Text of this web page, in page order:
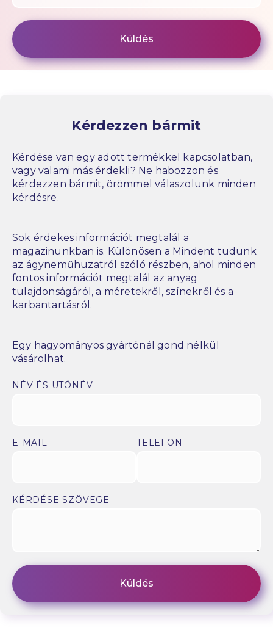
Kérdezzen bármit
Kérdése van egy adott termékkel kapcsolatban,
vagy valami más érdekli? Ne habozzon és
kérdezzen bármit, örömmel válaszolunk minden
kérdésre.
Sok érdekes információt megtalál a
magazinunkban is. Különösen a Mindent tudunk
az ágyneműhuzatról szóló részben, ahol minden
fontos információt megtalál az anyag
tulajdonságáról, a méretekről, színekről és a
karbantartásról.
Egy hagyományos gyártónál gond nélkül
vásárolhat.
NÉV ÉS UTÓNÉV
E-MAIL TELEFON
KÉRDÉSE SZÖVEGE